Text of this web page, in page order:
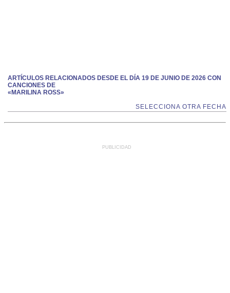
ARTÍCULOS RELACIONADOS DESDE EL DÍA 19 DE JUNIO DE 2026 CON
CANCIONES DE
«MARILINA ROSS»
SELECCIONA OTRA FECHA
PUBLICIDAD